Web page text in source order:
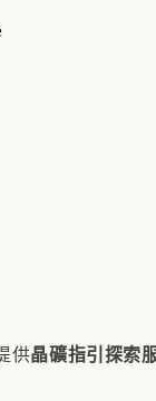
供晶礦指引探索